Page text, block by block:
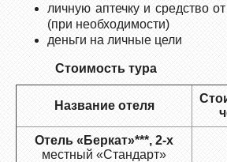
личную аптечку и средство
(при необходимости)
деньги на личные цели
Стоимость тура
Название отеля
Отель «Беркат»***, 2-х
местный «Стандарт»